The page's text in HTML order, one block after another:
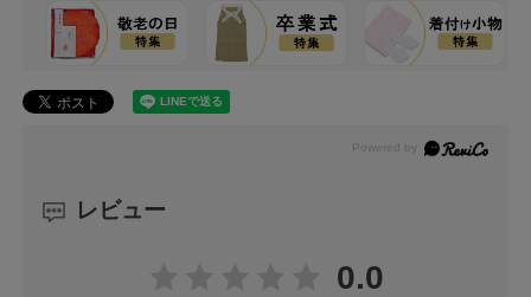
レビュー
0.0